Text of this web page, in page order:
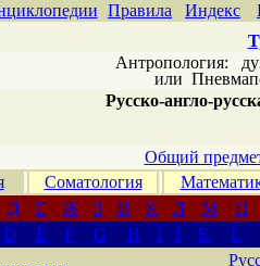
Правила Индекс
Антропология:
или
Русско-англо-
Общий
Соматология
Д Е Ж З И К Л М
Н
D E F G H I J K
L